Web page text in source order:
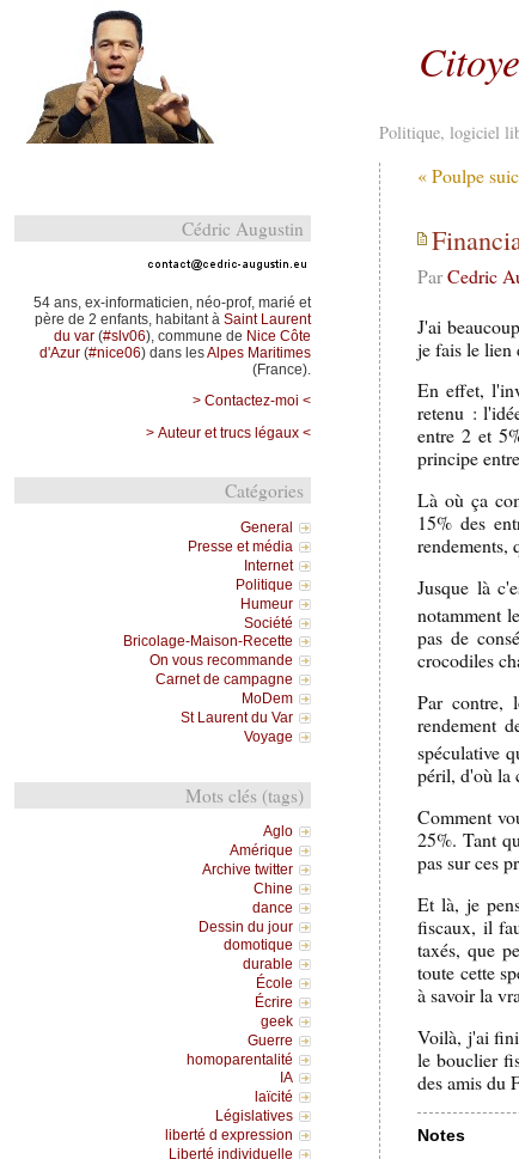
Politique, logiciel
« Poulpe
ParCedric
J'ai
je fais le lien
En effet,
retenu :
entre 2 et
principe
Là où ça
15% des
rendements,
Jusque là
notamment
pas de
crocodiles
Par contre,
rendement
spéculative
péril, d'où la
Comment
25%. Tant
pas sur ces
Et là, je
fiscaux, il
taxés, que
toute cette
à savoir la
Voilà, j'ai fini
le bouclier
des amis du
Notes
Cédric Augustin
54 ans, ex-informaticien, néo-prof, marié et
père de 2 enfants, habitant àSaint Laurent
du var (#slv06), commune de Nice Côte
d'Azur (#nice06) dans lesAlpes Maritimes
(France).
> Contactez-moi <
> Auteur et trucs légaux <
Catégories
General
Presse et média
Internet
Politique
Humeur
Société
Bricolage-Maison-Recette
On vous recommande
Carnet de campagne
MoDem
St Laurent du Var
Voyage
Mots clés (tags)
Aglo
Amérique
Archive twitter
Chine
dance
Dessin du jour
domotique
durable
École
Écrire
geek
Guerre
homoparentalité
IA
laïcité
Législatives
liberté d expression
Liberté individuelle